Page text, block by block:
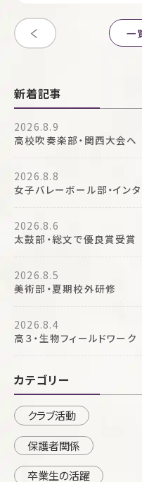
一
新着記事
2026.8.9
高校吹奏楽部・関西大会へ
2026.8.8
女子バレーボール部・イン
2026.8.6
太鼓部・総文で優良賞受賞
2026.8.5
美術部・夏期校外研修
2026.8.4
高３・生物フィールドワーク
カテゴリー
クラブ活動
保護者関係
卒業生の活躍